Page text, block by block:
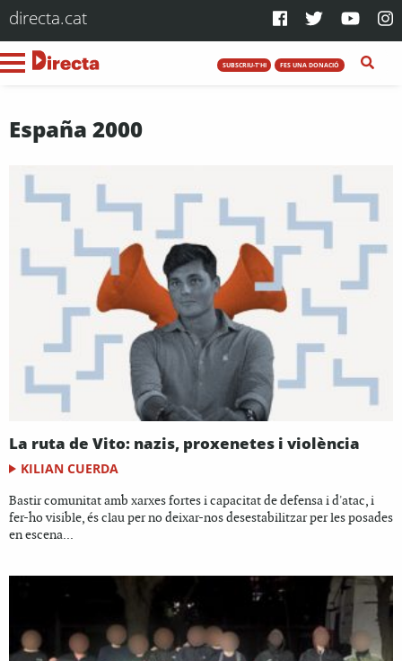
directa.cat
SUBSCRIU-T'HI FES UNA DONACIÓ
España 2000
La ruta de Vito: nazis, proxenetes i violència
KILIAN CUERDA
Bastir comunitat amb xarxes fortes i capacitat de defensa i d'atac, i
fer-ho visible, és clau per no deixar-nos desestabilitzar per les posades
en escena...